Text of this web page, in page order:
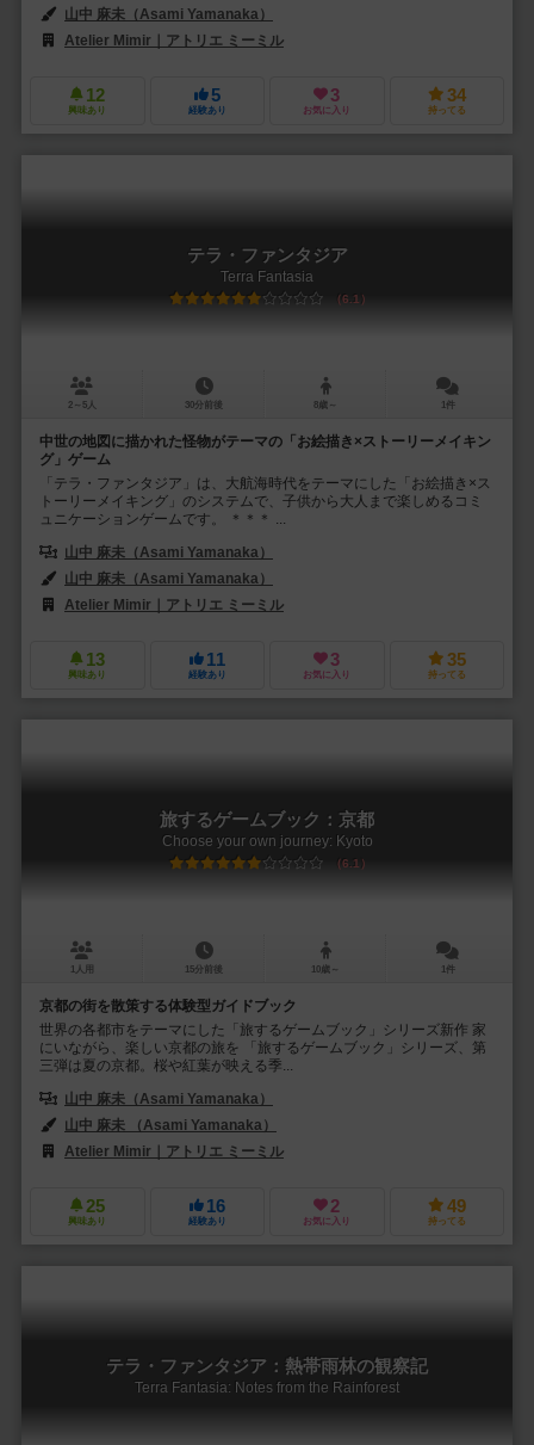
山中 麻未（Asami Yamanaka）
Atelier Mimir｜アトリエ ミーミル
12
興味あり
5
経験あり
3
お気に入り
34
持ってる
テラ・ファンタジア
Terra Fantasia
6.1
2～5人 30分前後 8歳～ 1件
中世の地図に描かれた怪物がテーマの「お絵描き×ストーリーメイキン
グ」ゲーム
「テラ・ファンタジア」は、大航海時代をテーマにした「お絵描き×ス
トーリーメイキング」のシステムで、子供から大人まで楽しめるコミ
ュニケーションゲームです。 ＊＊＊ ...
山中 麻未（Asami Yamanaka）
山中 麻未（Asami Yamanaka）
Atelier Mimir｜アトリエ ミーミル
13
興味あり
11
経験あり
3
お気に入り
35
持ってる
旅するゲームブック：京都
Choose your own journey: Kyoto
6.1
1人用 15分前後 10歳～ 1件
京都の街を散策する体験型ガイドブック
世界の各都市をテーマにした「旅するゲームブック」シリーズ新作 家
にいながら、楽しい京都の旅を 「旅するゲームブック」シリーズ、第
三弾は夏の京都。桜や紅葉が映える季...
山中 麻未（Asami Yamanaka）
山中 麻未 （Asami Yamanaka）
Atelier Mimir｜アトリエ ミーミル
25
興味あり
16
経験あり
2
お気に入り
49
持ってる
テラ・ファンタジア：熱帯雨林の観察記
Terra Fantasia: Notes from the Rainforest